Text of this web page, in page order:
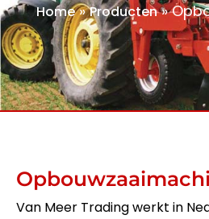
Home»Producten»
Van Meer Trading werkt in